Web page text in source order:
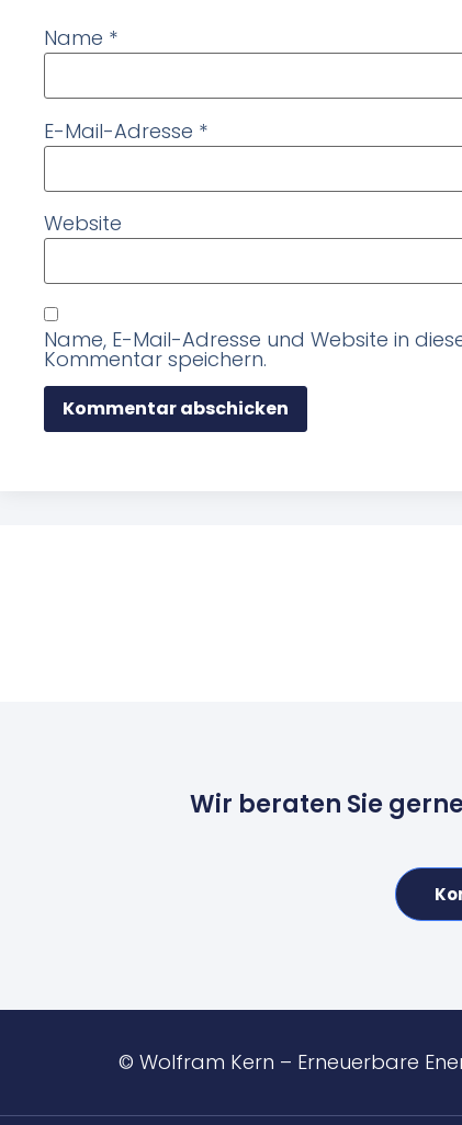
Name *
E-Mail-Adresse *
Website
Name, E-Mail-Adresse und Website in
Kommentar speichern.
Wir beraten Sie
© Wolfram Kern – Erneuerbare